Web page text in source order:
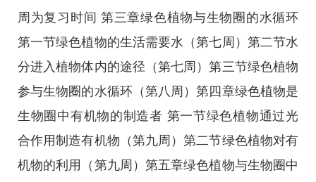
周为复习时间 第三章绿色植物与生物圈的水循环
第一节绿色植物的生活需要水（第七周）第二节水
分进入植物体内的途径（第七周）第三节绿色植物
参与生物圈的水循环（第八周）第四章绿色植物是
生物圈中有机物的制造者 第一节绿色植物通过光
合作用制造有机物（第九周）第二节绿色植物对有
机物的利用（第九周）第五章绿色植物与生物圈中